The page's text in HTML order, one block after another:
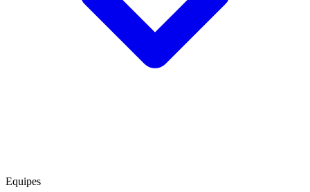
Equipes